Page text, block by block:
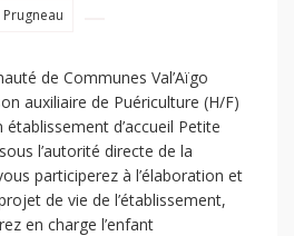
de Communes Val’Aïgo
auxiliaire de Puériculture (H/F)
établissement d’accueil Petite
l’autorité directe de la
participerez à l’élaboration et
de vie de l’établissement,
en charge l’enfant